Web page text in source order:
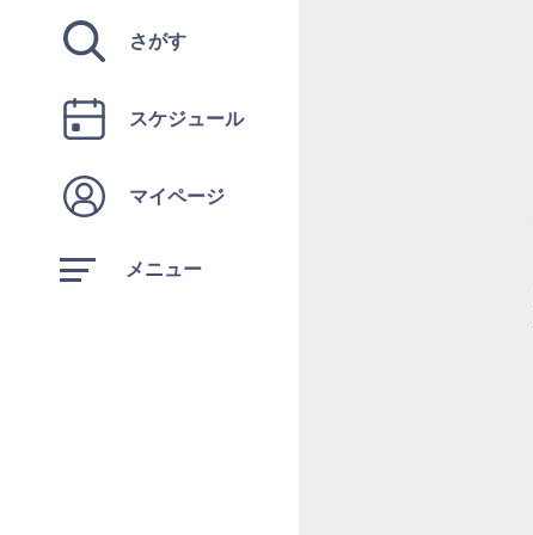
さがす
スケジュール
マイページ
メニュー